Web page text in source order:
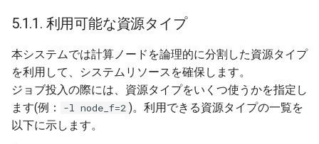
5.1.1. 利用可能な資源タイプ
本システムでは計算ノードを論理的に分割した資源タイプ
を利用して、システムリソースを確保します。
ジョブ投入の際には、資源タイプをいくつ使うかを指定し
ます(例：
-l node_f=2 )。利用できる資源タイプの一覧を
以下に示します。